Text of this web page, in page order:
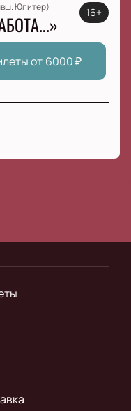
Юпитер) 16+
от 6000₽